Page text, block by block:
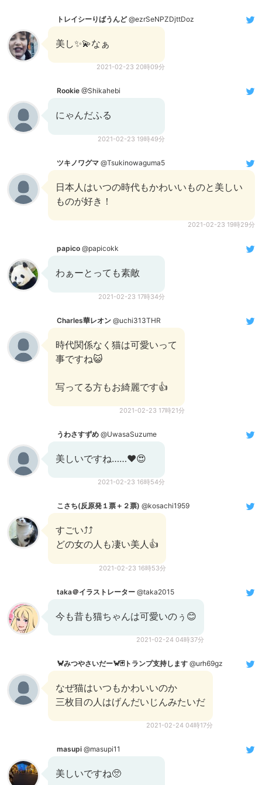
トレイシーりばうんど@ezrSeNPZDjttDoz
美し✨💫なぁ
2021-02-23 20時09分
Rookie @Shikahebi
にゃんだふる
2021-02-23 19時49分
ツキノワグマ @Tsukinowaguma5
日本人はいつの時代もかわいいものと美しい
ものが好き！
2021-02-23 19時29分
papico @papicokk
わぁーとっても素敵
2021-02-23 17時34分
Charles華レオン @uchi313THR
時代関係なく猫は可愛いって
事ですね😺
写ってる方もお綺麗です👍
2021-02-23 17時21分
うわさすずめ @UwasaSuzume
美しいですね……❤😍
2021-02-23 16時54分
こさち(反原発１票＋２票) @kosachi1959
すごい⤴⤴
どの女の人も凄い美人👍
2021-02-23 16時53分
taka＠イラストレーター @taka2015
今も昔も猫ちゃんは可愛いのぅ😊
2021-02-24 04時37分
🦀みつやさいだー🦀🃏トランプ支持します @urh69gz
なぜ猫はいつもかわいいのか
三枚目の人はげんだいじんみたいだ
2021-02-24 04時17分
masupi @masupi11
美しいですね🥺